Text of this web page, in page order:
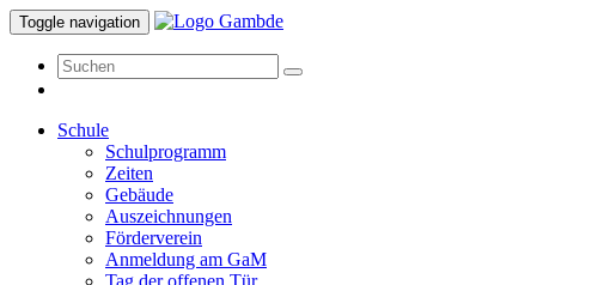
Toggle navigation
Schule
Schulprogramm
Zeiten
Gebäude
Auszeichnungen
Förderverein
Anmeldung am GaM
Tag der offenen Tür